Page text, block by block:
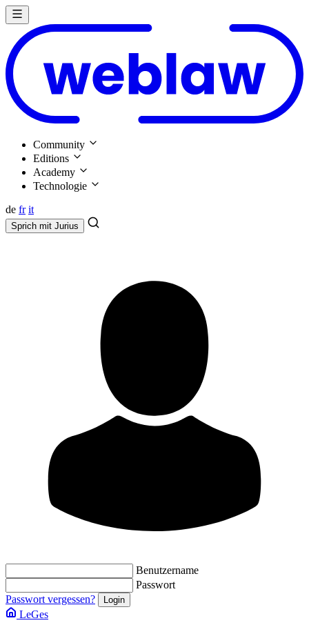
Community
Editions
Academy
Technologie
de fr it
Sprich mit Jurius
Benutzername
Passwort
Passwort vergessen?
LeGes